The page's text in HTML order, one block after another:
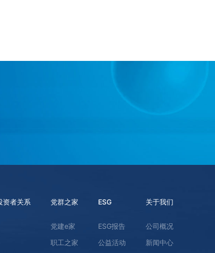
资者关系 党群之家
党建e家
职工之家
ESG
ESG报告
公益活动
关于我们
公司概况
新闻中心